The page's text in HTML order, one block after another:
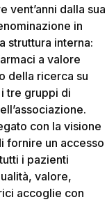
vent’anni dalla sua
in
struttura interna:
a valore
della ricerca su
tre gruppi di
con la visione
fornire un accesso
i pazienti
valore,
accoglie con